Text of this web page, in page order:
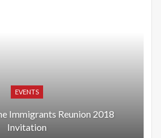
EVENTS
Immigrants Reunion 2018
Invitation